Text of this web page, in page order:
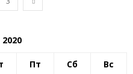
Пт Сб Вс